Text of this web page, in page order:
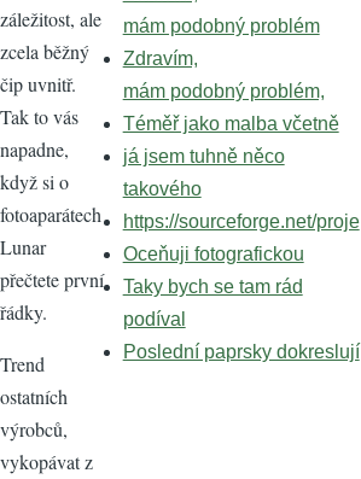
záležitost, ale
zcela běžný
čip uvnitř.
Tak to vás
napadne,
když si o
fotoaparátech
Lunar
přečtete první
řádky.
Trend
ostatních
výrobců,
vykopávat z
mám podobný problém
Zdravím,
mám podobný problém,
Téměř jako malba včetně
já jsem tuhně něco
takového
https://sourceforge.net/proje
Oceňuji fotografickou
Taky bych se tam rád
podíval
Poslední paprsky dokreslují